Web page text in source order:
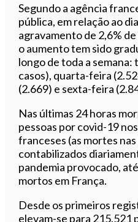
Segundo a agência
pública, em relação ao
agravamento de 2,6%
o aumento tem sido
longo de toda a
casos), quarta-feira
(2.669) e sexta-feira
Nas últimas 24 horas
pessoas por covid-19
franceses (as mortes
contabilizados
pandemia provocado,
mortos em França.
Desde os primeiros
elevam-se para 215.521